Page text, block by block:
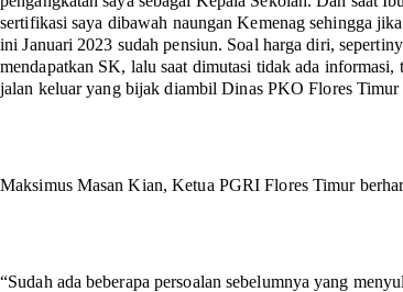
sertifikasi saya dibawah naungan Kemenag sehingga
ini Januari 2023 sudah pensiun. Soal harga diri,
mendapatkan SK, lalu saat dimutasi tidak ada
jalan keluar yang bijak diambil Dinas PKO Flores
Maksimus Masan Kian, Ketua PGRI Flores Timur
“Sudah ada beberapa persoalan sebelumnya yang